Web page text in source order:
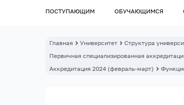
ПОСТУПАЮЩИМ ОБУЧАЮЩИМСЯ
Главная Университет Структура
Первичная специализированная
Аккредитация 2024 (февраль-март)